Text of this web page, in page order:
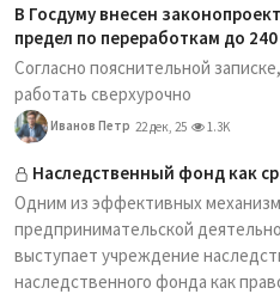
В Госдуму внесен
предел по переработкам до 240
Согласно пояснительной
работать сверхурочно
Иванов Петр 22 дек, 25 1.3K
Наследственный фонд как
Одним из эффективных
предпринимательской
выступает учреждение
наследственного фонда как